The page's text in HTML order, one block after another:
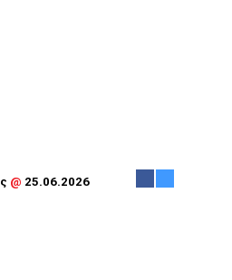
@ 25.06.2026